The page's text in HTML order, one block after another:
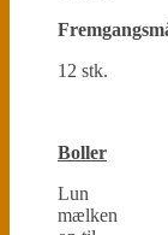
12 stk.
Boller
Lun
mælken